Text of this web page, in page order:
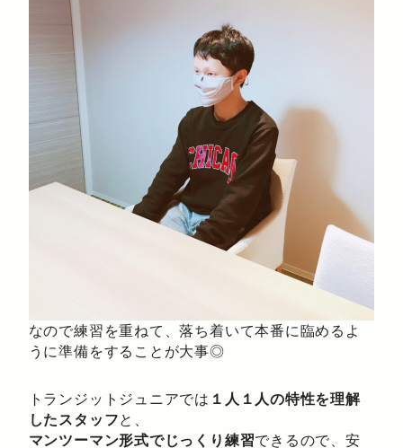
なので練習を重ねて、落ち着いて本番に臨めるよ
うに準備をすることが大事◎
トランジットジュニアでは １人１人の特性を理解
したスタッフと、
マンツーマン形式でじっくり練習できるので、安